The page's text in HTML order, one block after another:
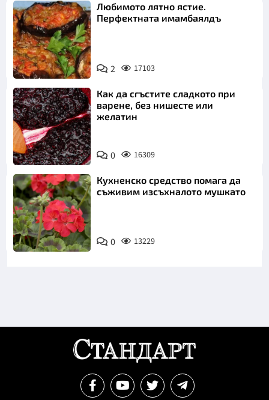
Любимото лятно ястие.
Перфектната имамбаялдъ
2 17103
Как да сгъстите сладкото при
варене, без нишесте или
желатин
0 16309
Кухненско средство помага да
съживим изсъхналото мушкато
0 13229